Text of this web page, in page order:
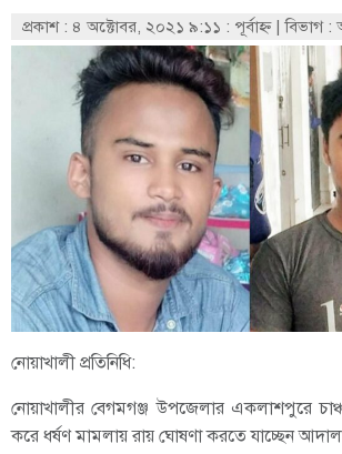
প্রকাশ : ৪ অক্টোবর, ২০২১ ৯:১১ : পূর্বাহ্ণ |বিভাগ
নোয়াখালী প্রতিনিধি:
নোয়াখালীর বেগমগঞ্জ উপজেলার একলাশপুরে
করে ধর্ষণ মামলায় রায় ঘোষণা করতে যাচ্ছেন